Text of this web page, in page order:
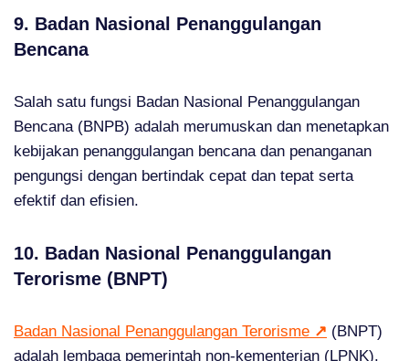
9. Badan Nasional Penanggulangan
Bencana
Salah satu fungsi Badan Nasional Penanggulangan
Bencana (BNPB) adalah merumuskan dan menetapkan
kebijakan penanggulangan bencana dan penanganan
pengungsi dengan bertindak cepat dan tepat serta
efektif dan efisien.
10. Badan Nasional Penanggulangan
Terorisme (BNPT)
Badan Nasional Penanggulangan Terorisme ↗ (BNPT)
adalah lembaga pemerintah non-kementerian (LPNK).